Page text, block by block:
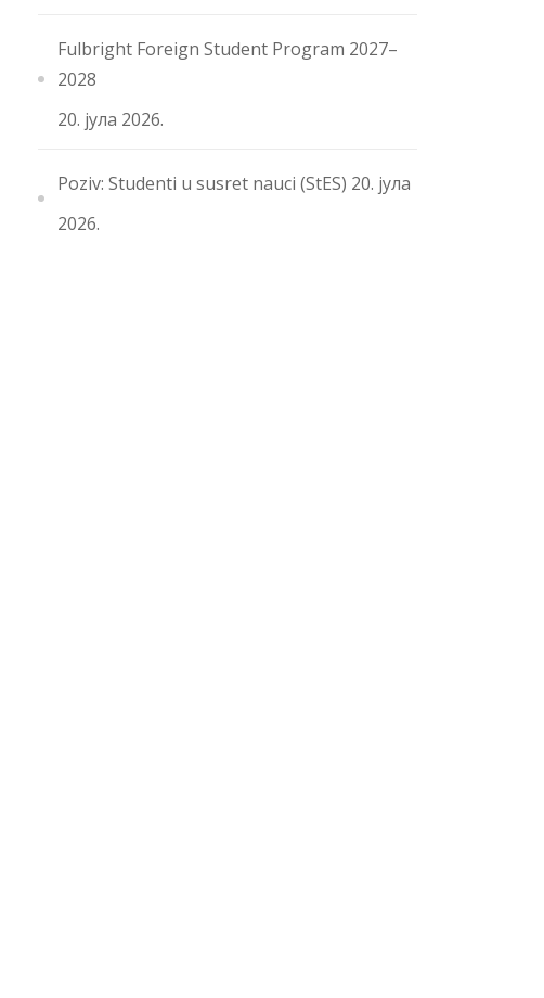
Fulbright Foreign Student Program 2027–
2028
20. јула 2026.
Poziv: Studenti u susret nauci (StES) 20. јула
2026.